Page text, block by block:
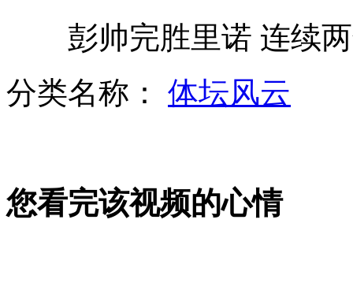
专家:人民币应吸取日元国际化教训
孕妇因轻微碰擦尾随撞死骑车人
彭帅完胜里诺 连续两
分类名称： 体坛风云
您看完该视频的心情